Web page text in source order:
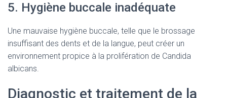
5. Hygiène buccale inadéquate
Une mauvaise hygiène buccale, telle que le brossage
insuffisant des dents et de la langue, peut créer un
environnement propice à la prolifération de Candida
albicans.
Diagnostic et traitement de la